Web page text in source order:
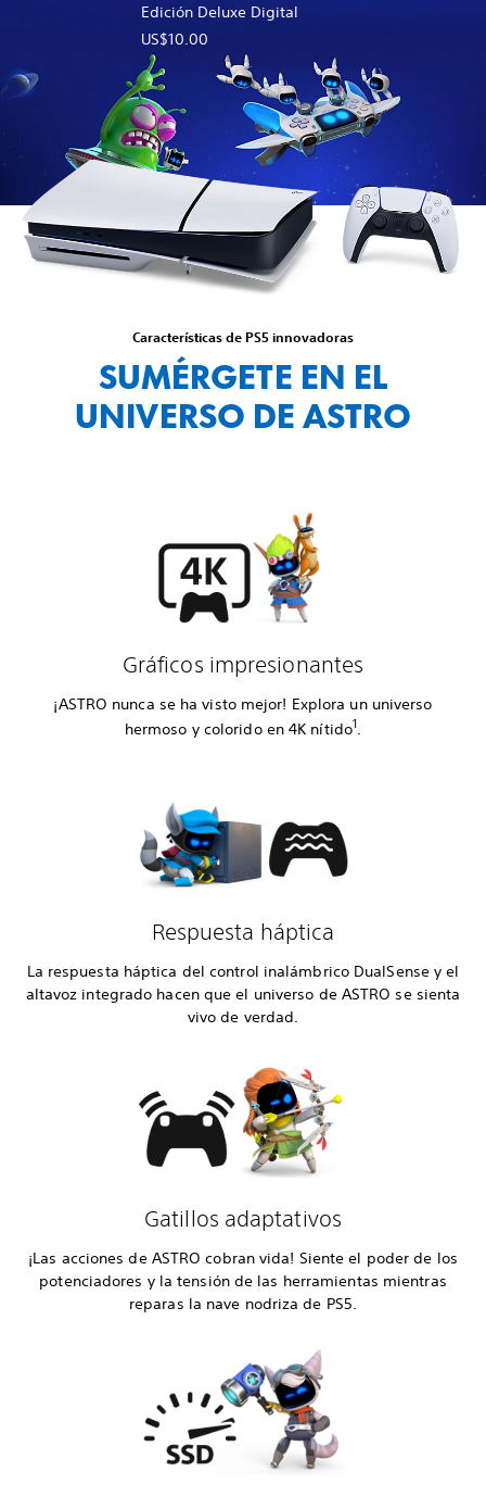
Edición Deluxe Digital
US$10.00
Características de PS5 innovadoras
SUMÉRGETE EN EL
UNIVERSO DE ASTRO
Gráficos impresionantes
¡ASTRO nunca se ha visto mejor! Explora un universo
hermoso y colorido en 4K nítido1.
Respuesta háptica
La respuesta háptica del control inalámbrico DualSense y el
altavoz integrado hacen que el universo de ASTRO se sienta
vivo de verdad.
Gatillos adaptativos
¡Las acciones de ASTRO cobran vida! Siente el poder de los
potenciadores y la tensión de las herramientas mientras
reparas la nave nodriza de PS5.